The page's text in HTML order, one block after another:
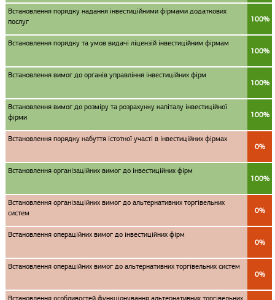
Встановлення порядку надання інвестиційними фірмами додаткових
послуг
100%
Встановлення порядку та умов видачі ліцензій інвестиційним фірмам
100%
Встановлення вимог до органів управління інвестиційних фірм
100%
Встановлення вимог до розміру та розрахунку капіталу інвестиційної
фірми
100%
Встановлення порядку набуття істотної участі в інвестиційних фірмах
0%
Встановлення організаційних вимог до інвестиційних фірм
100%
Встановлення організаційних вимог до альтернативних торгівельних
систем
0%
Встановлення операційних вимог до інвестиційних фірм
0%
Встановлення операційних вимог до альтернативних торгівельних систем
0%